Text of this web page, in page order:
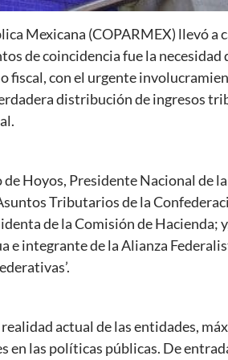
Mexicana (COPARMEX) llevó a
de coincidencia fue la
fiscal, con el urgente
distribución de ingresos
Hoyos, Presidente Nacional de
Tributarios de la
de la Comisión de Hacienda;
integrante de la Alianza
actual de las entidades,
en las políticas públicas. De